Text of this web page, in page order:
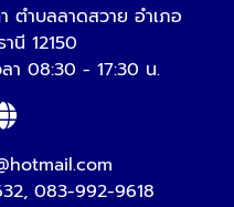
ำบลลาดสวาย อำเภอ
นี 12150
า 08:30 - 17:30 น.
, 083-992-9618